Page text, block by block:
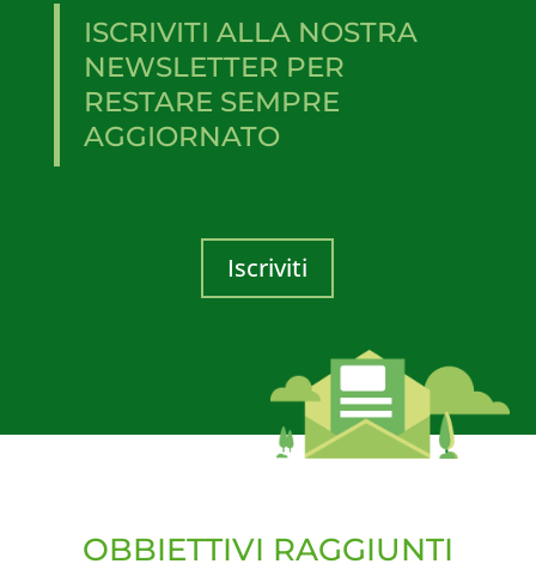
ISCRIVITI ALLA NOSTRA
NEWSLETTER PER
RESTARE SEMPRE
AGGIORNATO
Iscriviti
OBBIETTIVI RAGGIUNTI